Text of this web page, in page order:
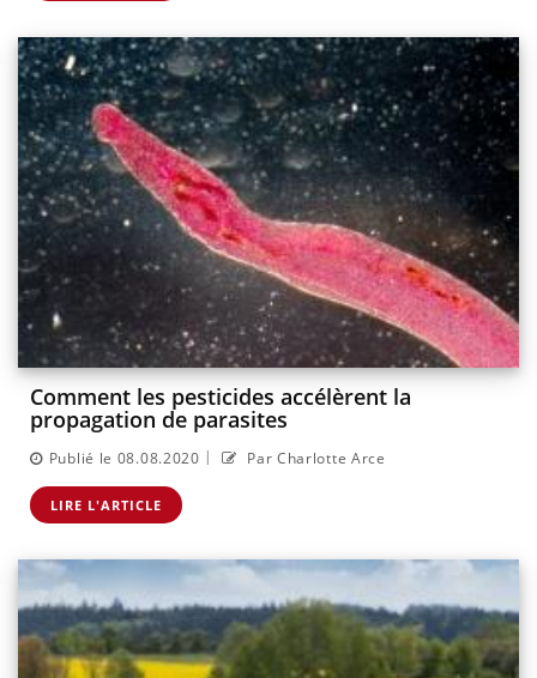
Comment les pesticides accélèrent la
propagation de parasites
Publié le 08.08.2020 | Par Charlotte Arce
LIRE L'ARTICLE